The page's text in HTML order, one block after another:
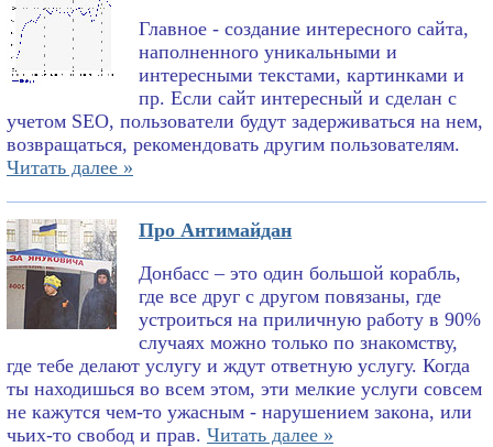
Главное - создание интересного сайта,
наполненного уникальными и
интересными текстами, картинками и
пр. Если сайт интересный и сделан с
учетом SEO, пользователи будут задерживаться на нем,
возвращаться, рекомендовать другим пользователям.
Читать далее »
Про Антимайдан
Донбасс – это один большой корабль,
где все друг с другом повязаны, где
устроиться на приличную работу в 90%
случаях можно только по знакомству,
где тебе делают услугу и ждут ответную услугу. Когда
ты находишься во всем этом, эти мелкие услуги совсем
не кажутся чем-то ужасным - нарушением закона, или
чьих-то свобод и прав. Читать далее »